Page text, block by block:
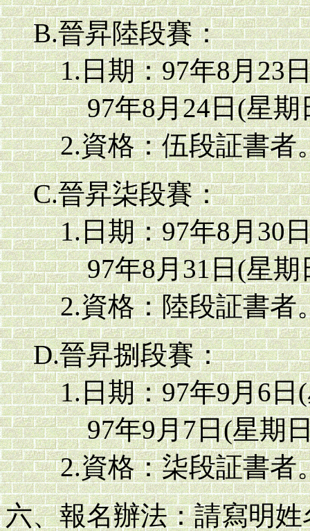
B.晉昇陸段賽：
1.日期：97年8月23
97年8月24日(星期
2.資格：伍段証書者
C.晉昇柒段賽：
1.日期：97年8月30
97年8月31日(星期
2.資格：陸段証書者
D.晉昇捌段賽：
1.日期：97年9月6日(
97年9月7日(星期日
2.資格：柒段証書者
六、報名辦法：請寫明